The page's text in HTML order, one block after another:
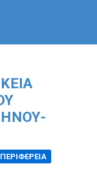
ΠΕΡΙΦΕΡΕΙΑ